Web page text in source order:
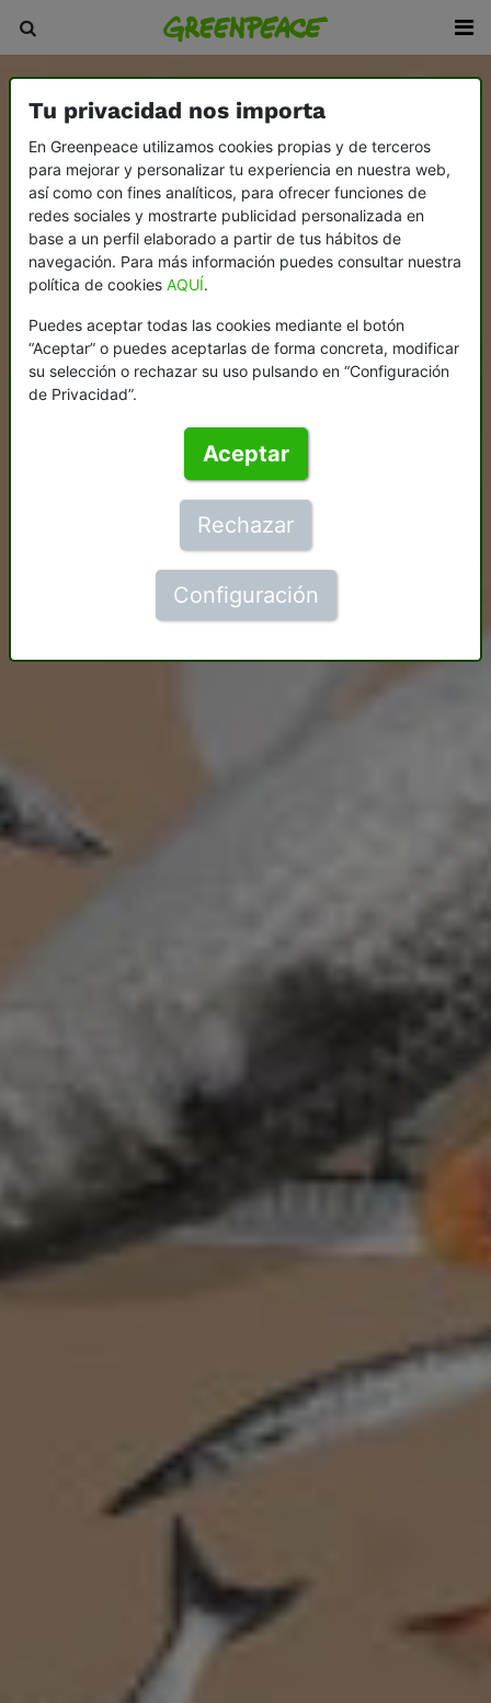
Tu privacidad nos importa
En Greenpeace utilizamos cookies propias y de terceros
para mejorar y personalizar tu experiencia en nuestra web,
así como con fines analíticos, para ofrecer funciones de
redes sociales y mostrarte publicidad personalizada en
base a un perfil elaborado a partir de tus hábitos de
navegación. Para más información puedes consultar nuestra
política de cookies AQUÍ.
Puedes aceptar todas las cookies mediante el botón
“Aceptar” o puedes aceptarlas de forma concreta, modificar
su selección o rechazar su uso pulsando en “Configuración
de Privacidad”.
Aceptar
Rechazar
Configuración